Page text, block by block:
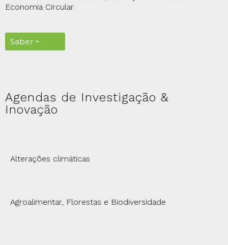
Economia Circular.
Saber +
Agendas de Investigação &
Inovação
Alterações climáticas
Agroalimentar, Florestas e Biodiversidade